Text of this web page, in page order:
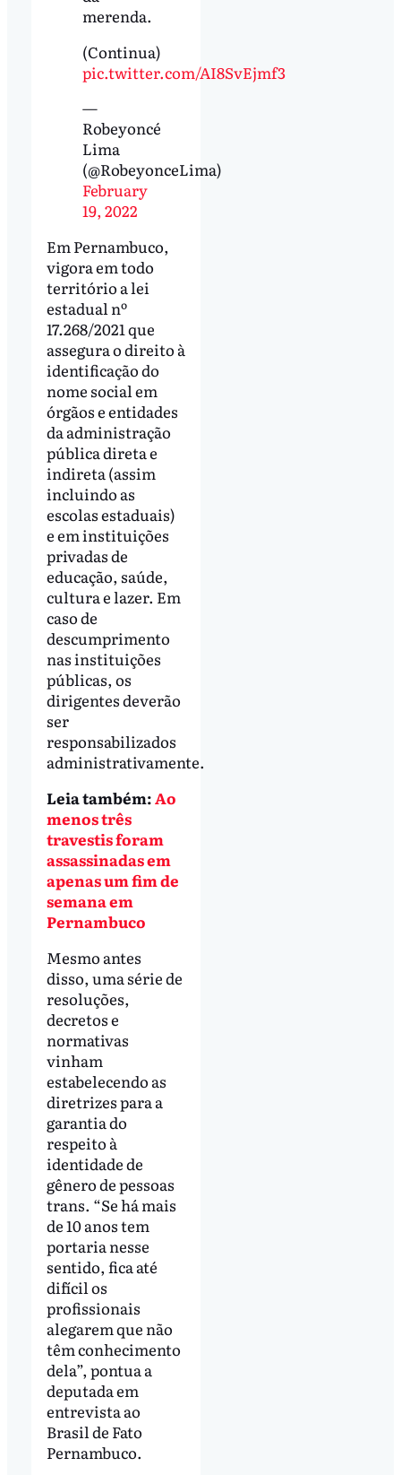
merenda.
(Continua)
pic.twitter.com/AI8SvEjmf3
—
Robeyoncé
Lima
(@RobeyonceLima)
February
19, 2022
Em Pernambuco,
vigora em todo
território a lei
estadual nº
17.268/2021 que
assegura o direito à
identificação do
nome social em
órgãos e entidades
da administração
pública direta e
indireta (assim
incluindo as
escolas estaduais)
e em instituições
privadas de
educação, saúde,
cultura e lazer. Em
caso de
descumprimento
nas instituições
públicas, os
dirigentes deverão
ser
responsabilizados
administrativamente.
Leia também:Ao
menos três
travestis foram
assassinadas em
apenas um fim de
semana em
Pernambuco
Mesmo antes
disso, uma série de
resoluções,
decretos e
normativas
vinham
estabelecendo as
diretrizes para a
garantia do
respeito à
identidade de
gênero de pessoas
trans. “Se há mais
de 10 anos tem
portaria nesse
sentido, fica até
difícil os
profissionais
alegarem que não
têm conhecimento
dela”, pontua a
deputada em
entrevista ao
Brasil de Fato
Pernambuco.